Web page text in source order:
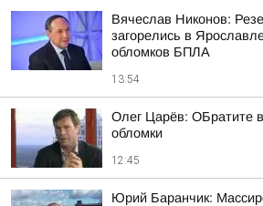
Вячеслав Никонов:
загорелись в
обломков БПЛА
13:54
Олег Царёв: ОБратите
обломки
12:45
Юрий Баранчик: